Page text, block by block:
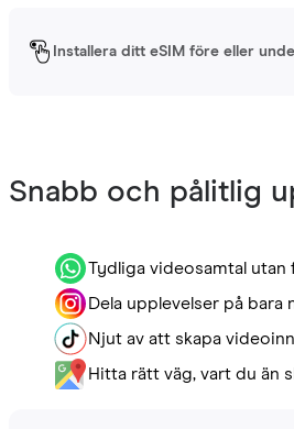
Installera ditt eSIM före eller
Snabb och pålitlig
Tydliga videosamtal
Dela upplevelser på bara
Njut av att skapa
Hitta rätt väg, vart du än